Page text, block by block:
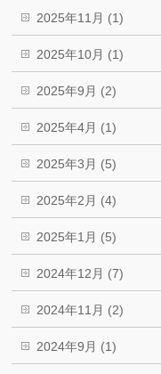
2025年11月 (1)
2025年10月 (1)
2025年9月 (2)
2025年4月 (1)
2025年3月 (5)
2025年2月 (4)
2025年1月 (5)
2024年12月 (7)
2024年11月 (2)
2024年9月 (1)